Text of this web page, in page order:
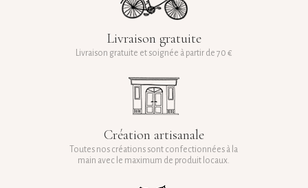
Livraison gratuite
Livraison gratuite et soignée à partir de 70 €
Création artisanale
Toutes nos créations sont confectionnées à la
main avec le maximum de produit locaux.